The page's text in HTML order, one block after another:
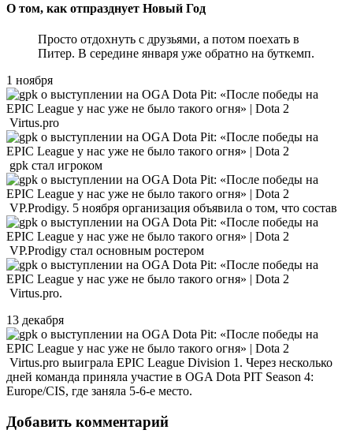
О том, как отпразднует Новый Год
Просто отдохнуть с друзьями, а потом поехать в
Питер. В середине января уже обратно на буткемп.
1 ноября
Virtus.pro
gpk стал игроком
VP.Prodigy. 5 ноября организация объявила о том, что состав
VP.Prodigy стал основным ростером
Virtus.pro.
13 декабря
Virtus.pro выиграла EPIC League Division 1. Через несколько
дней команда приняла участие в OGA Dota PIT Season 4:
Europe/CIS, где заняла 5-6-е место.
Добавить комментарий